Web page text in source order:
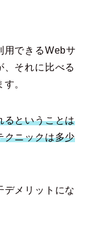
用できるWebサ
、それに比べる
。
るということは
クニックは多少
デメリットにな